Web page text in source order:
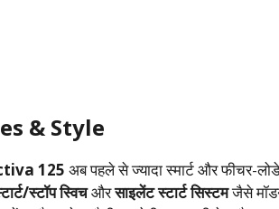
& Style
125 अब पहले से ज्यादा स्मार्ट और फीचर-
स्टॉप स्विचऔरसाइलेंट स्टार्ट सिस्टमजैसे